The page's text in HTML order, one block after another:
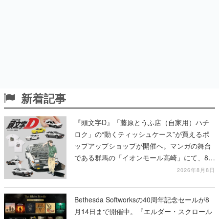
新着記事
『頭文字D』「藤原とうふ店（自家用）ハチ
ロク」の“動くティッシュケース”が買えるポ
ップアップショップが開催へ。マンガの舞台
である群馬の「イオンモール高崎」にて、8月
11日から8月20日までの期間限定で開催予定
2026年8月8日
Bethesda Softworksの40周年記念セールが8
月14日まで開催中。『エルダー・スクロール